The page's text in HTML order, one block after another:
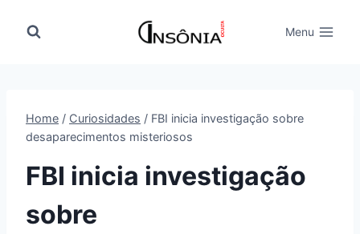
para
Menu
Home / Curiosidades / FBI inicia investigação sobre
desaparecimentos misteriosos
FBI inicia investigação
sobre